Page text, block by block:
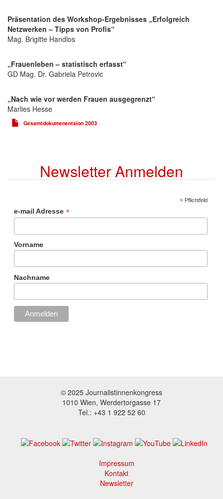
Präsentation des Workshop-Ergebnisses „Erfolgreich
Netzwerken – Tipps von Profis“
Mag. Brigitte Handlos
„Frauenleben – statistisch erfasst“
GD Mag. Dr. Gabriela Petrovic
„Nach wie vor werden Frauen ausgegrenzt“
Marlies Hesse
Gesamtdokumenentaion 2003
Newsletter Anmelden
*Pflichtfeld
e-mail Adresse *
Vorname
Nachname
© 2025 Journalistinnenkongress
1010 Wien, Werdertorgasse 17
Tel.: +43 1 922 52 60
Impressum
Kontakt
Newsletter